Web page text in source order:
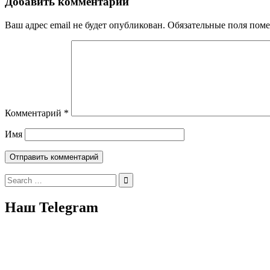
Ваш адрес email не будет опубликован. Обязательные поля
Комментарий *
Имя
Search
for:
Наш Telegram